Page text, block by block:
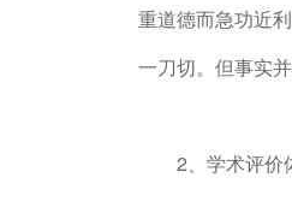
重道德而急功近
一刀切。但事实
2、学术评价